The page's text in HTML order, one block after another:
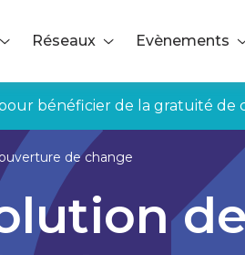
Réseaux Evènements
bénéficier de la gratuité de
de change